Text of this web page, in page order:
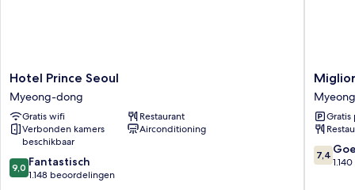
Hotel
Prince
Seoul
Myeong-
dong
Hotel Prince Seoul
Myeong-dong
Gratis wifi
Restaurant
Verbonden kamers
beschikbaar
Airconditioning
9.0
van
9,0 Fantastisch
1.148 beoordelingen
Migliore
Hotel
Seoul
dong
Gratis
7.4
van
7,4